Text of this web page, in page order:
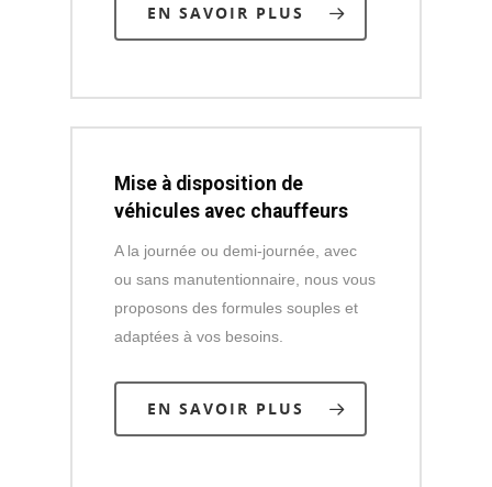
EN SAVOIR PLUS
Mise à disposition de
véhicules avec chauffeurs
A la journée ou demi-journée, avec
ou sans manutentionnaire, nous vous
proposons des formules souples et
adaptées à vos besoins.
EN SAVOIR PLUS